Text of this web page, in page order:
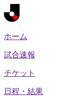
ホーム
試合速報
チケット
日程・結果